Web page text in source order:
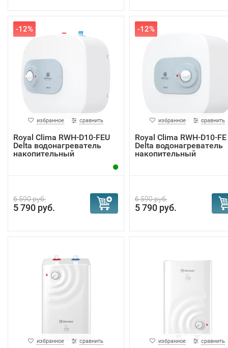
-12%
избранное сравнить
Royal Clima RWH-D10-FEU
Delta водонагреватель
накопительный
6 590 руб.
5 790 руб.
-12%
избранное сравнить
Royal Clima RWH-D10-FE
Delta водонагреватель
накопительный
6 590 руб.
5 790 руб.
избранное сравнить избранное сравнить